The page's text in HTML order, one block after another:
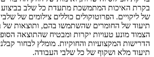
בקרת האיכות המתמשכת מתעדת כל שלב בביצוע
של ליקויים. הפרוטוקולים כוללים צילומים של
תיעוד של החומרים שהשתמשו בהם, ותוצאות של
הצמוד מונע טעויות יקרות ומבטיח שהתוצאה
הדרישות המקצועיות והחוקיות. מומלץ לבחור
תיעוד מלא ושקוף של כל שלבי העבודה.